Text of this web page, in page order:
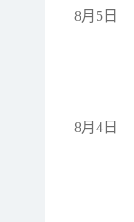
8月5日
8月4日